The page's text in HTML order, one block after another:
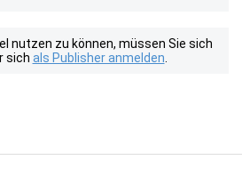
nutzen zu können, müssen Sie sich
sich als Publisher anmelden